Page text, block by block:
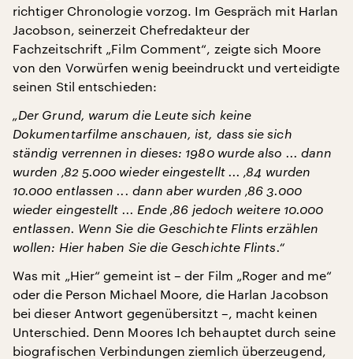
richtiger Chronologie vorzog. Im Gespräch mit Harlan
Jacobson, seinerzeit Chefredakteur der
Fachzeitschrift „Film Comment“, zeigte sich Moore
von den Vorwürfen wenig beeindruckt und verteidigte
seinen Stil entschieden:
„Der Grund, warum die Leute sich keine
Dokumentarfilme anschauen, ist, dass sie sich
ständig verrennen in dieses: 1980 wurde also ... dann
wurden ‚82 5.000 wieder eingestellt ... ‚84 wurden
10.000 entlassen ... dann aber wurden ‚86 3.000
wieder eingestellt ... Ende ‚86 jedoch weitere 10.000
entlassen. Wenn Sie die Geschichte Flints erzählen
wollen: Hier haben Sie die Geschichte Flints.“
Was mit „Hier“ gemeint ist – der Film „Roger and me“
oder die Person Michael Moore, die Harlan Jacobson
bei dieser Antwort gegenübersitzt –, macht keinen
Unterschied. Denn Moores Ich behauptet durch seine
biografischen Verbindungen ziemlich überzeugend,